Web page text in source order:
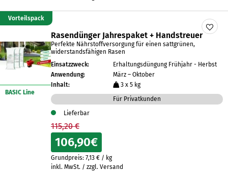
Vorteilspack
BASIC Line
Rasendünger Jahrespaket + Handstreuer
Perfekte Nährstoffversorgung für einen sattgrünen,
widerstandsfähigen Rasen
Einsatzzweck:
Erhaltungsdüngung Frühjahr - Herbst
Anwendung:
März – Oktober
Inhalt:
3 x 5 kg
Für Privatkunden
Lieferbar
115,20 €
106,90€
Grundpreis: 7,13 € / kg
inkl. MwSt. / zzgl. Versand